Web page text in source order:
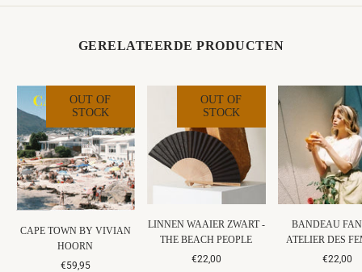
GERELATEERDE PRODUCTEN
OUT OF
STOCK
CAPE TOWN BY VIVIAN
HOORN
€59,95
OUT OF
STOCK
LINNEN WAAIER ZWART -
THE BEACH PEOPLE
€22,00
BANDEAU
ATELIER DES
€22,00